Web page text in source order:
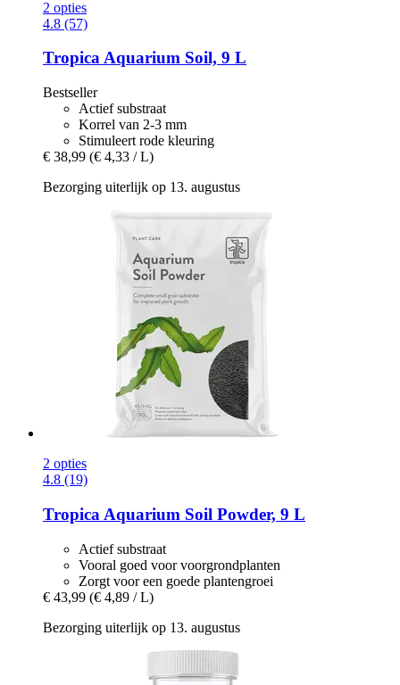
2 opties
4.8 (57)
TropicaAquarium Soil, 9 L
Bestseller
Actief substraat
Korrel van 2-3 mm
Stimuleert rode kleuring
€ 38,99 (€ 4,33 / L)
Bezorging uiterlijk op 13. augustus
2 opties
4.8 (19)
Tropica Aquarium Soil Powder, 9 L
Actief substraat
Vooral goed voor voorgrondplanten
Zorgt voor een goede plantengroei
€ 43,99 (€ 4,89 / L)
Bezorging uiterlijk op 13. augustus